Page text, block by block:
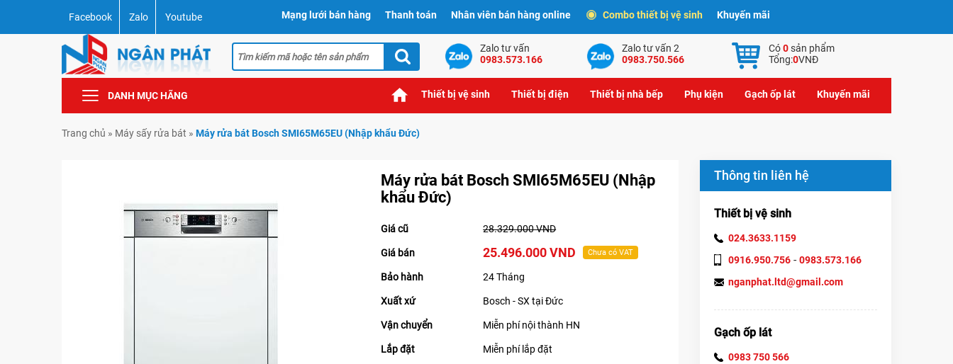
Facebook Zalo Youtube Mạng lưới bán hàng Thanh toán Nhân viên bán hàng online Combo thiết bị vệ sinh Khuyến mãi
Zalo tư vấn
0983.573.166
Zalo tư vấn 2
0983.750.566
Có0sản phẩm
Tổng:0VNĐ
DANH MỤC HÃNG Thiết bị vệ sinh Thiết bị điện Thiết bị nhà bếp Phụ kiện Gạch ốp lát Khuyến mãi
Trang chủ » Máy sấy rửa bát » Máy rửa bát Bosch SMI65M65EU (Nhập khẩu Đức)
Máy rửa bát Bosch SMI65M65EU (Nhập
khẩu Đức)
Giá cũ 28.329.000 VND
Giá bán 25.496.000 VND Chưa có VAT
Bảo hành 24 Tháng
Xuất xứ Bosch - SX tại Đức
Vận chuyển Miễn phí nội thành HN
Lắp đặt Miễn phí lắp đặt
Thông tin liên hệ
Thiết bị vệ sinh
024.3633.1159
0916.950.756 - 0983.573.166
nganphat.ltd@gmail.com
Gạch ốp lát
0983 750 566